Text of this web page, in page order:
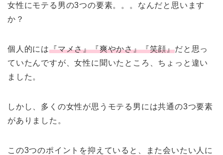
女性にモテる男の3つの要素。。。なんだと思います
か？
個人的には『マメさ』『爽やかさ』『笑顔』だと思っ
ていたんですが、女性に聞いたところ、ちょっと違い
ました。
しかし、多くの女性が思うモテる男には共通の3つ要素
がありました。
この3つのポイントを抑えていると、また会いたい人に